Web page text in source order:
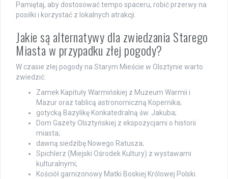
Pamiętaj, aby dostosować tempo spaceru, robić przerwy na
posiłki i korzystać z lokalnych atrakcji.
Jakie są alternatywy dla zwiedzania Starego
Miasta w przypadku złej pogody?
W czasie złej pogody na Starym Mieście w Olsztynie warto
zwiedzić:
Zamek Kapituły Warmińskiej z Muzeum Warmii i
Mazur oraz tablicą astronomiczną Kopernika;
gotycką Bazylikę Konkatedralną św. Jakuba;
Dom Gazety Olsztyńskiej z ekspozycjami o historii
miasta;
dawną siedzibę Nowego Ratusza;
Spichlerz (Miejski Ośrodek Kultury) z wystawami
kulturalnymi;
Kościół garnizonowy Matki Boskiej Królowej Polski.